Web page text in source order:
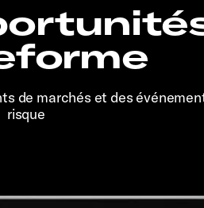
de marchés et des
risque